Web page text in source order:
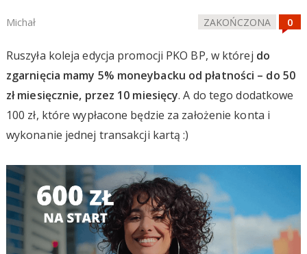
Michał ZAKOŃCZONA
Ruszyła koleja edycja promocji PKO BP, w której do
zgarnięcia mamy 5% moneybacku od płatności – do 50
zł miesięcznie, przez 10 miesięcy. A do tego dodatkowe
100 zł, które wypłacone będzie za założenie konta i
wykonanie jednej transakcji kartą :)